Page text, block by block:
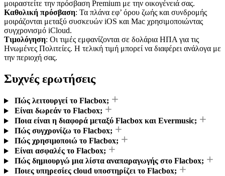
μοιραστείτε την πρόσβαση Premium με την οικογένειά σας.
Καθολική πρόσβαση: Τα πλάνα εφ’ όρου ζωής και συνδρομής
μοιράζονται μεταξύ συσκευών iOS και Mac χρησιμοποιώντας
συγχρονισμό iCloud.
Τιμολόγηση: Οι τιμές εμφανίζονται σε δολάρια ΗΠΑ για τις
Ηνωμένες Πολιτείες. Η τελική τιμή μπορεί να διαφέρει ανάλογα με
την περιοχή σας.
Συχνές ερωτήσεις
Πώς λειτουργεί το Flacbox;
Είναι δωρεάν το Flacbox;
Ποια είναι η διαφορά μεταξύ Flacbox και Evermusic;
Πώς συγχρονίζω το Flacbox;
Πώς χρησιμοποιώ το Flacbox;
Είναι ασφαλές το Flacbox;
Πώς δημιουργώ μια λίστα αναπαραγωγής στο Flacbox;
Ποιες υπηρεσίες cloud υποστηρίζει το Flacbox;